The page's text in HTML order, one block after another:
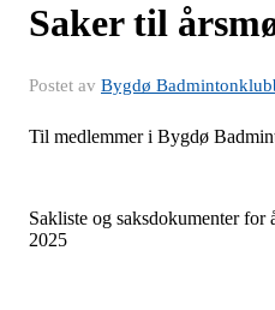
Saker til
Postet av Bygdø
Til medlemmer i Bygdø
Sakliste og saksdokumenter
2025